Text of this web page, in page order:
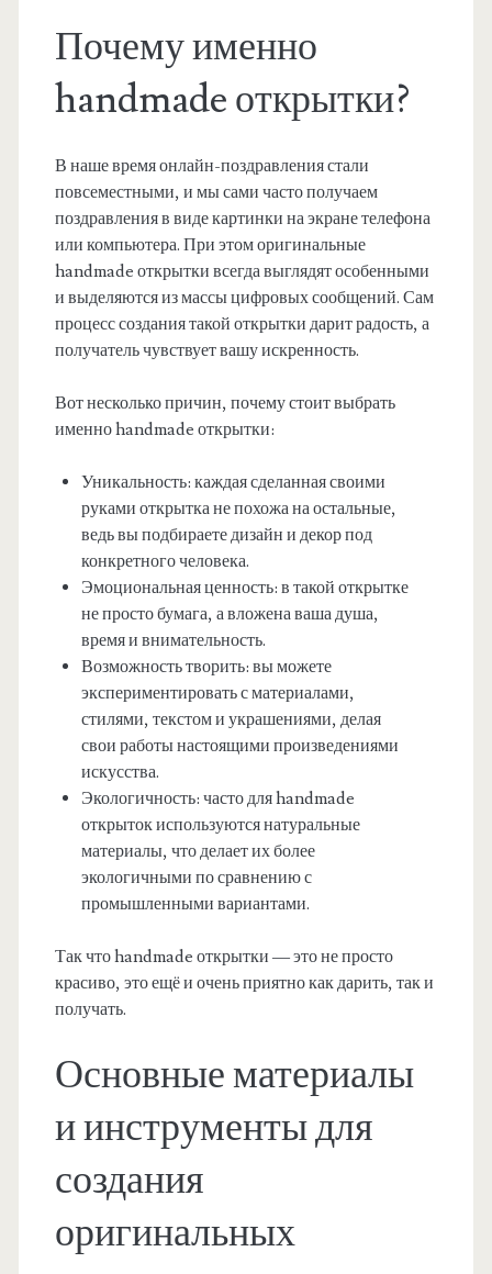
Почему именно
handmade открытки?
В наше время онлайн-поздравления стали
повсеместными, и мы сами часто получаем
поздравления в виде картинки на экране телефона
или компьютера. При этом оригинальные
handmade открытки всегда выглядят особенными
и выделяются из массы цифровых сообщений. Сам
процесс создания такой открытки дарит радость, а
получатель чувствует вашу искренность.
Вот несколько причин, почему стоит выбрать
именно handmade открытки:
Уникальность: каждая сделанная своими
руками открытка не похожа на остальные,
ведь вы подбираете дизайн и декор под
конкретного человека.
Эмоциональная ценность: в такой открытке
не просто бумага, а вложена ваша душа,
время и внимательность.
Возможность творить: вы можете
экспериментировать с материалами,
стилями, текстом и украшениями, делая
свои работы настоящими произведениями
искусства.
Экологичность: часто для handmade
открыток используются натуральные
материалы, что делает их более
экологичными по сравнению с
промышленными вариантами.
Так что handmade открытки — это не просто
красиво, это ещё и очень приятно как дарить, так и
получать.
Основные материалы
и инструменты для
создания
оригинальных